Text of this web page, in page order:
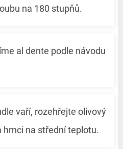
na 180 stupňů.
al dente podle návodu
vaří, rozehřejte olivový
hrnci na střední teplotu.